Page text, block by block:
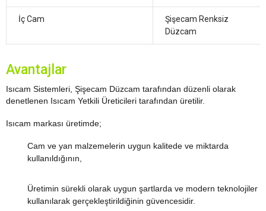
İç Cam
Şişecam Renksiz
Düzcam
Avantajlar
Isıcam Sistemleri, Şişecam Düzcam tarafından düzenli olarak
denetlenen Isıcam Yetkili Üreticileri tarafından üretilir.
Isıcam markası üretimde;
Cam ve yan malzemelerin uygun kalitede ve miktarda
kullanıldığının,
Üretimin sürekli olarak uygun şartlarda ve modern teknolojiler
kullanılarak gerçekleştirildiğinin güvencesidir.